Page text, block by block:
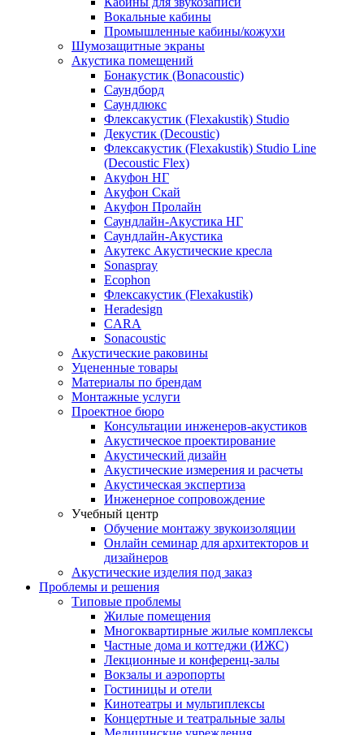
Вокальные кабины
Промышленные кабины/кожухи
Шумозащитные экраны
Акустика помещений
Бонакустик (Bonacoustic)
Саундборд
Саундлюкс
Флексакустик (Flexakustik) Studio
Декустик (Decoustic)
Флексакустик (Flexakustik) Studio Line
(Decoustic Flex)
Акуфон НГ
Акуфон Скай
Акуфон Пролайн
Саундлайн-Акустика НГ
Саундлайн-Акустика
Акутекс Акустические кресла
Sonaspray
Ecophon
Флексакустик (Flexakustik)
Heradesign
CARA
Sonacoustic
Акустические раковины
Уцененные товары
Материалы по брендам
Монтажные услуги
Проектное бюро
Консультации инженеров-акустиков
Акустическое проектирование
Акустический дизайн
Акустические измерения и расчеты
Акустическая экспертиза
Инженерное сопровождение
Учебный центр
Обучение монтажу звукоизоляции
Онлайн семинар для архитекторов и
дизайнеров
Акустические изделия под заказ
Проблемы и решения
Типовые проблемы
Жилые помещения
Многоквартирные жилые комплексы
Частные дома и коттеджи (ИЖС)
Лекционные и конференц-залы
Вокзалы и аэропорты
Гостиницы и отели
Кинотеатры и мультиплексы
Концертные и театральные залы